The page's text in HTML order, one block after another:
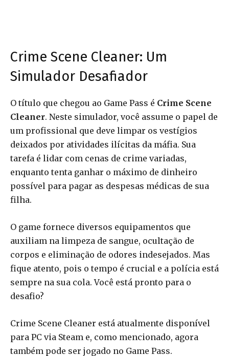
Crime Scene Cleaner: Um
Simulador Desafiador
O título que chegou ao Game Pass é Crime Scene
Cleaner. Neste simulador, você assume o papel de
um profissional que deve limpar os vestígios
deixados por atividades ilícitas da máfia. Sua
tarefa é lidar com cenas de crime variadas,
enquanto tenta ganhar o máximo de dinheiro
possível para pagar as despesas médicas de sua
filha.
O game fornece diversos equipamentos que
auxiliam na limpeza de sangue, ocultação de
corpos e eliminação de odores indesejados. Mas
fique atento, pois o tempo é crucial e a polícia está
sempre na sua cola. Você está pronto para o
desafio?
Crime Scene Cleaner está atualmente disponível
para PC via Steam e, como mencionado, agora
também pode ser jogado no Game Pass.